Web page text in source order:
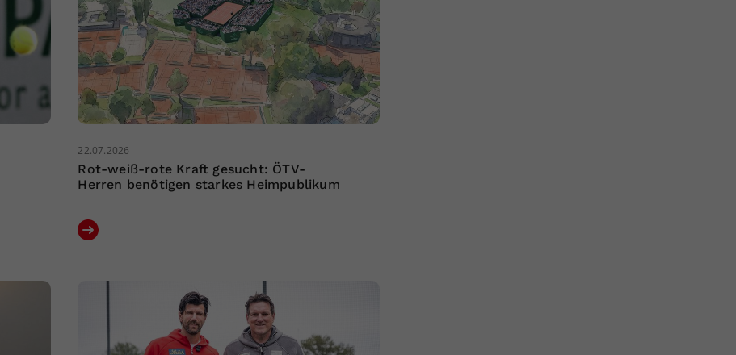
22.07.2026
Rot-weiß-rote Kraft gesucht: ÖTV-
Herren benötigen starkes Heimpublikum